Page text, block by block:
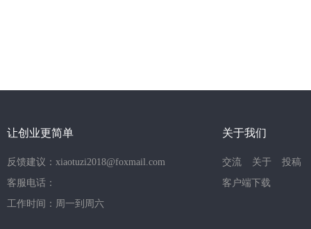
让创业更简单
反馈建议：xiaotuzi2018@foxmail.com
客服电话：
工作时间：周一到周六
关于我们
交流 关于
投稿
客户端下载